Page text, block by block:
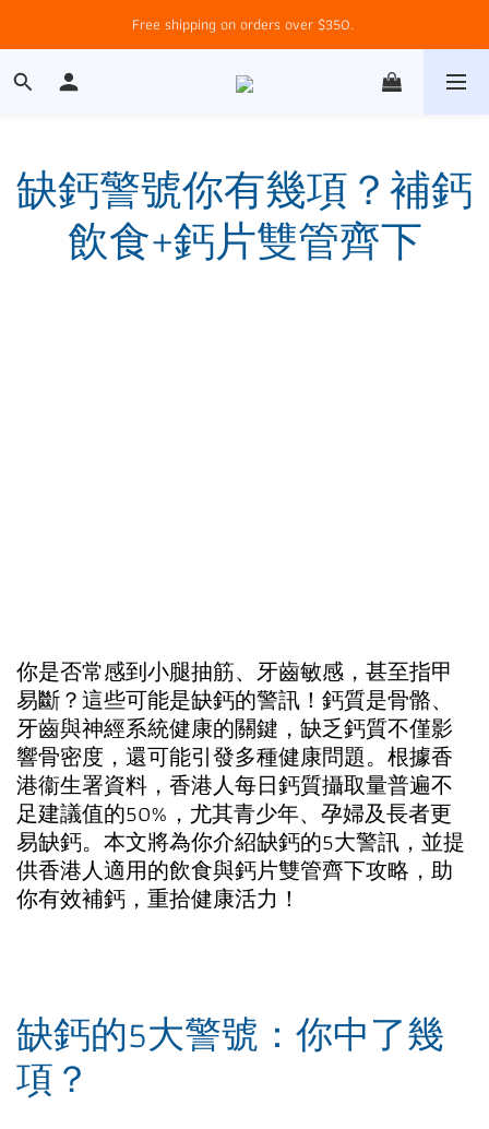
Free shipping on orders over $350.
缺鈣警號你有幾項？補鈣
飲食+鈣片雙管齊下
你是否常感到小腿抽筋、牙齒敏感，甚至指甲
易斷？這些可能是缺鈣的警訊！鈣質是骨骼、
牙齒與神經系統健康的關鍵，缺乏鈣質不僅影
響骨密度，還可能引發多種健康問題。根據香
港衞生署資料，香港人每日鈣質攝取量普遍不
足建議值的50%，尤其青少年、孕婦及長者更
易缺鈣。本文將為你介紹缺鈣的5大警訊，並提
供香港人適用的飲食與鈣片雙管齊下攻略，助
你有效補鈣，重拾健康活力！
缺鈣的5大警號：你中了幾
項？